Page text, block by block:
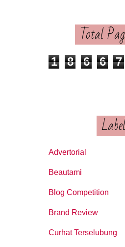
Total
1 8 6 6 7
Advertorial
Beautami
Blog Competition
Brand Review
Curhat Terselubung